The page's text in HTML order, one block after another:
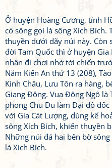
Ở huyện Hoàng Cương, tỉnh
có sông gọi là sông Xích Bích.
thuyền dưới dãy núi này. Còn
đời Tam Quốc thì ở huyện
nhân đi chơi nhớ tới chiến
Năm Kiến An thứ 13 (208),
Kinh Châu, Lưu Tôn ra hàng,
Giang Đông. Vua Đông Ngô
phong Chu Du làm Đại đô
với Gia Cát Lượng, dùng kế
sông Xích Bích, khiến thuyền
Những núi đá hai bên bờ
là Xích Bích.